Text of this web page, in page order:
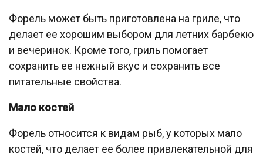
Форель может быть приготовлена на гриле, что
делает ее хорошим выбором для летних барбекю
и вечеринок. Кроме того, гриль помогает
сохранить ее нежный вкус и сохранить все
питательные свойства.
Мало костей
Форель относится к видам рыб, у которых мало
костей, что делает ее более привлекательной для